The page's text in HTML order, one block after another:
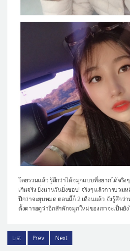
โดยรวมแล้ว รู้สึกว่าได้จมูกแบบที่อยากได้จริง
เกินจริง ยิ่งนานวันยิ่งชอบ! จริงๆ แล้วการบวม
ปีกว่าจะยุบหมด ตอนนี้ก็ 2 เดือนแล้ว ยังรู้สึกว่
ตั้งตารอดูว่าอีกสักพักจมูกใหม่ของเราจะเป็นยั
List Prev Next